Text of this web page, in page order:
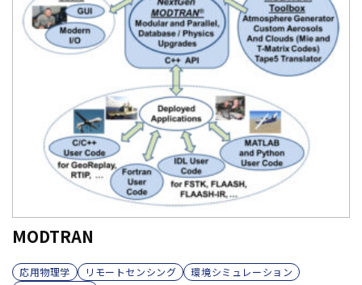
MODTRAN
応用物理学 リモートセンシング
環境シミュレーション